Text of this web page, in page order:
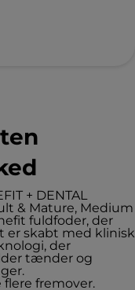
+ DENTAL
& Mature, Medium
fuldfoder, der
er skabt med klinisk
der
tænder og
flere fremover.